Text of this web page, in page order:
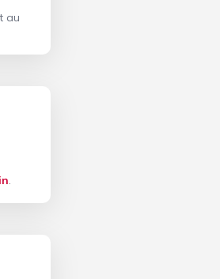
au
.